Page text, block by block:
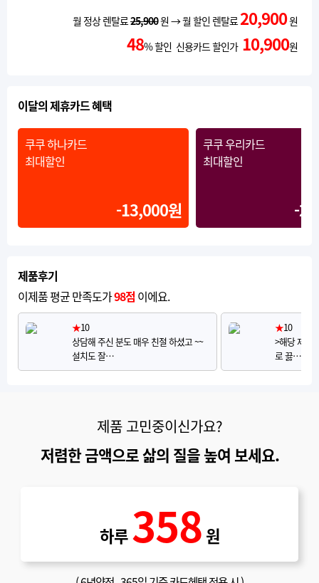
월 정상 렌탈료 25,900원 → 월 할인 렌탈료 20,900원
48% 할인 신용카드 할인가 10,900원
이달의 제휴카드 혜택
쿠쿠 하나카드
최대할인
-13,000원
쿠쿠 우리카드
최대할인
-
제품후기
이제품 평균 만족도가98점 이에요.
★10
상담해 주신 분도 매우 친절 하셨고 ~~
설치도 잘…
★10
>해당 제품
로 끓…
제품 고민중이신가요?
저렴한 금액으로 삶의 질을 높여 보세요.
하루358 원